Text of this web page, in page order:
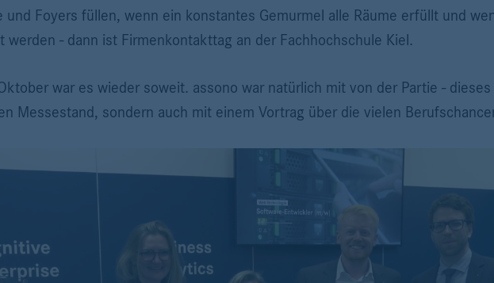
und Foyers füllen, wenn ein konstantes Gemurmel alle Räume erfüllt und
werden - dann ist Firmenkontakttag an der Fachhochschule Kiel.
war es wieder soweit. assono war natürlich mit von der Partie -
Messestand, sondern auch mit einem Vortrag über die vielen